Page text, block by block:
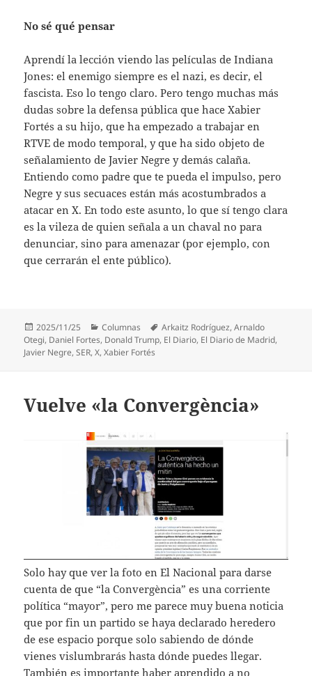
No sé qué pensar
Aprendí la lección viendo las películas de Indiana
Jones: el enemigo siempre es el nazi, es decir, el
fascista. Eso lo tengo claro. Pero tengo muchas más
dudas sobre la defensa pública que hace Xabier
Fortés a su hijo, que ha empezado a trabajar en
RTVE de modo temporal, y que ha sido objeto de
señalamiento de Javier Negre y demás calaña.
Entiendo como padre que te pueda el impulso, pero
Negre y sus secuaces están más acostumbrados a
atacar en X. En todo este asunto, lo que sí tengo clara
es la vileza de quien señala a un chaval no para
denunciar, sino para amenazar (por ejemplo, con
que cerrarán el ente público).
Publicado
el
2025/11/25 Categorías
Columnas Etiquetas
Arkaitz Rodríguez,Arnaldo
Otegi, Daniel Fortes, Donald Trump, El Diario, El Diario de Madrid,
Javier Negre,SER,X,Xabier Fortés
Vuelve «la Convergència»
Solo hay que ver la foto en El Nacional para darse
cuenta de que “la Convergència” es una corriente
política “mayor”, pero me parece muy buena noticia
que por fin un partido se haya declarado heredero
de ese espacio porque solo sabiendo de dónde
vienes vislumbrarás hasta dónde puedes llegar.
También es importante haber aprendido a no